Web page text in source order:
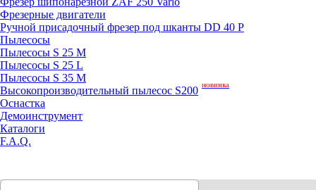
Фрезерные двигатели
Ручной присадочный фрезер под шканты DD 40 P
Пылесосы
Пылесосы S 25 M
Пылесосы S 25 L
Пылесосы S 35 M
Высокопроизводительный пылесос S200 новинка
Оснастка
Демоинструмент
Каталоги
F.A.Q.